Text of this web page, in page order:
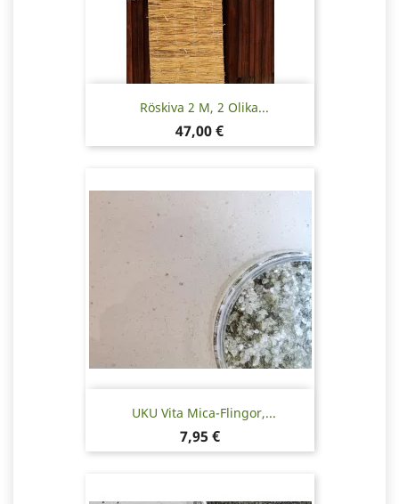
Röskiva 2 M, 2 Olika...
Pris
47,00 €
UKU Vita Mica-Flingor,...
Pris
7,95 €